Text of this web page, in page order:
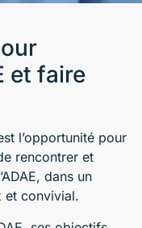
et faire
l’opportunité pour
rencontrer et
dans un
et convivial.